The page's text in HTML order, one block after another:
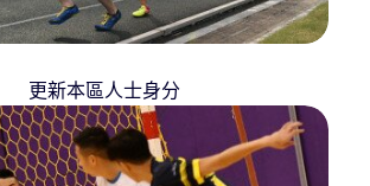
更新本區人士身分